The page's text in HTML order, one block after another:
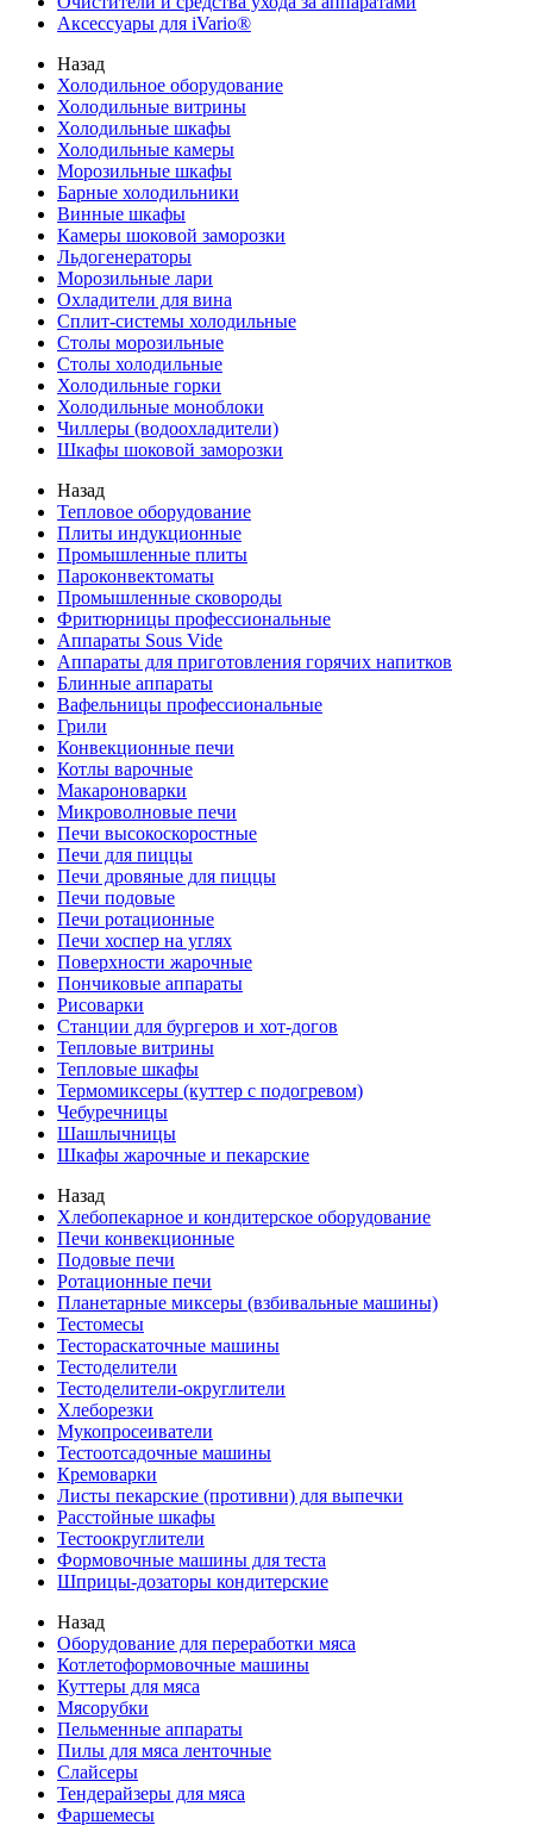
Аксессуары для iVario®
Назад
Холодильное оборудование
Холодильные витрины
Холодильные шкафы
Холодильные камеры
Морозильные шкафы
Барные холодильники
Винные шкафы
Камеры шоковой заморозки
Льдогенераторы
Морозильные лари
Охладители для вина
Сплит-системы холодильные
Столы морозильные
Столы холодильные
Холодильные горки
Холодильные моноблоки
Чиллеры (водоохладители)
Шкафы шоковой заморозки
Назад
Тепловое оборудование
Плиты индукционные
Промышленные плиты
Пароконвектоматы
Промышленные сковороды
Фритюрницы профессиональные
Аппараты Sous Vide
Аппараты для приготовления горячих напитков
Блинные аппараты
Вафельницы профессиональные
Грили
Конвекционные печи
Котлы варочные
Макароноварки
Микроволновые печи
Печи высокоскоростные
Печи для пиццы
Печи дровяные для пиццы
Печи подовые
Печи ротационные
Печи хоспер на углях
Поверхности жарочные
Пончиковые аппараты
Рисоварки
Станции для бургеров и хот-догов
Тепловые витрины
Тепловые шкафы
Термомиксеры (куттер с подогревом)
Чебуречницы
Шашлычницы
Шкафы жарочные и пекарские
Назад
Хлебопекарное и кондитерское оборудование
Печи конвекционные
Подовые печи
Ротационные печи
Планетарные миксеры (взбивальные машины)
Тестомесы
Тестораскаточные машины
Тестоделители
Тестоделители-округлители
Хлеборезки
Мукопросеиватели
Тестоотсадочные машины
Кремоварки
Листы пекарские (противни) для выпечки
Расстойные шкафы
Тестоокруглители
Формовочные машины для теста
Шприцы-дозаторы кондитерские
Назад
Оборудование для переработки мяса
Котлетоформовочные машины
Куттеры для мяса
Мясорубки
Пельменные аппараты
Пилы для мяса ленточные
Слайсеры
Тендерайзеры для мяса
Фаршемесы